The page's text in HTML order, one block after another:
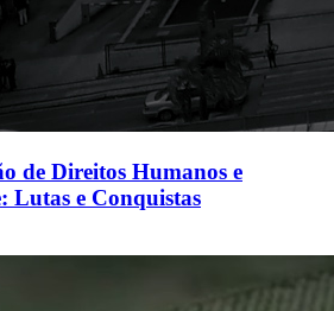
de Direitos Humanos e
Lutas e Conquistas